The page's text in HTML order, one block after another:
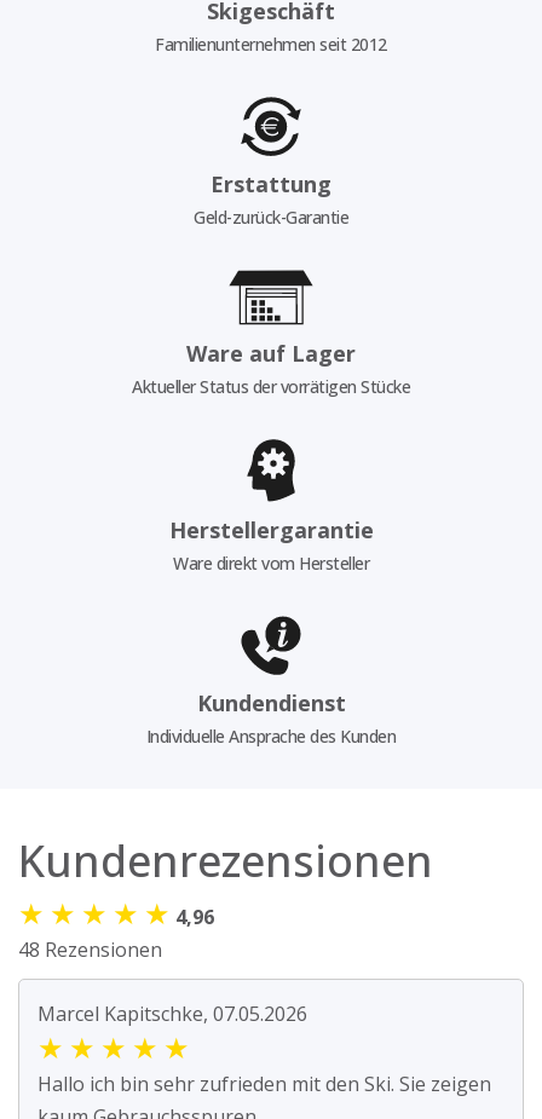
Skigeschäft
Familienunternehmen seit 2012
Erstattung
Geld-zurück-Garantie
Ware auf Lager
Aktueller Status der vorrätigen Stücke
Herstellergarantie
Ware direkt vom Hersteller
Kundendienst
Individuelle Ansprache des Kunden
Kundenrezensionen
★ ★ ★ ★ ★ 4,96
48 Rezensionen
Marcel Kapitschke, 07.05.2026
★ ★ ★ ★ ★
Hallo ich bin sehr zufrieden mit den Ski. Sie zeigen